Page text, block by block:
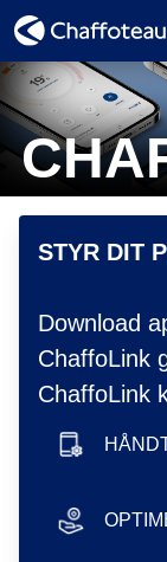
STYR DIT
Download
ChaffoLink
ChaffoLink